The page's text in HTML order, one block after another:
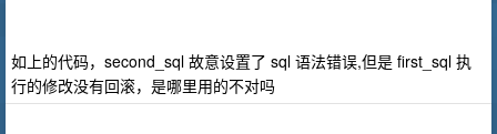
如上的代码，second_sql 故意设置了 sql 语法错误,但是 first_sql 执
行的修改没有回滚，是哪里用的不对吗